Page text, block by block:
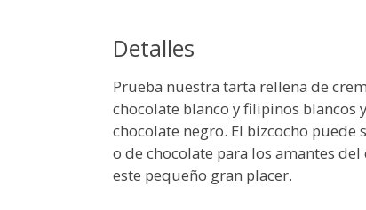
Detalles
Prueba nuestra tarta rellena de
chocolate blanco y filipinos blancos
chocolate negro. El bizcocho
o de chocolate para los amantes
este pequeño gran placer.